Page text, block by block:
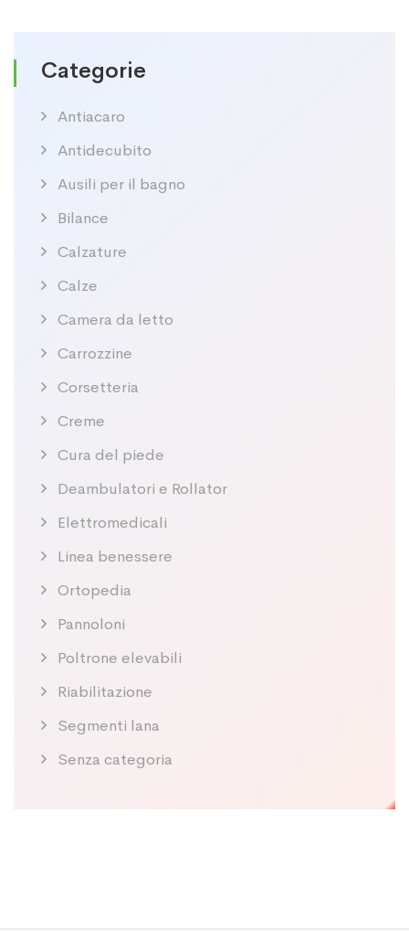
Categorie
Antiacaro
Antidecubito
Ausili per il bagno
Bilance
Calzature
Calze
Camera da letto
Carrozzine
Corsetteria
Creme
Cura del piede
Deambulatori e Rollator
Elettromedicali
Linea benessere
Ortopedia
Pannoloni
Poltrone elevabili
Riabilitazione
Segmenti lana
Senza categoria